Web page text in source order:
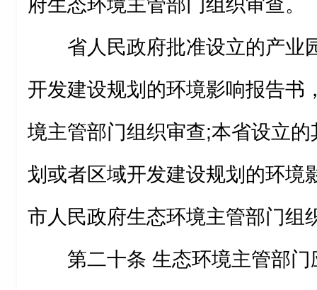
府生态环境主管部门组织审查。
省人民政府批准设立的产业
开发建设规划的环境影响报告书
境主管部门组织审查;本省设立
划或者区域开发建设规划的环境
市人民政府生态环境主管部门组
第二十条 生态环境主管部